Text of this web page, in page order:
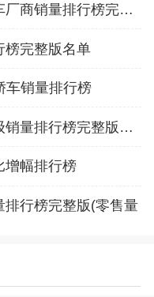
2017年2月SUV销量汽车厂商销量排行榜完整版名单
榜完整版名单
车销量排行榜
2017年8月SUV销量车级销量排行榜完整版名单
增幅排行榜
排行榜完整版(零售量